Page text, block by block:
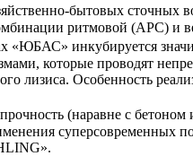
бытовых сточных
ритмовой (АРС) и
«ЮБАС» инкубируется
которые проводят
лизиса. Особенность
(наравне с бетоном
суперсовременных